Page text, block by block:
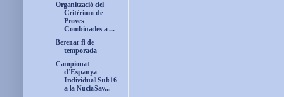
Organització del
Critèrium de
Proves
Combinades a ...
Berenar fi de
temporada
Campionat
d’Espanya
Individual Sub16
a la NuciaSav...